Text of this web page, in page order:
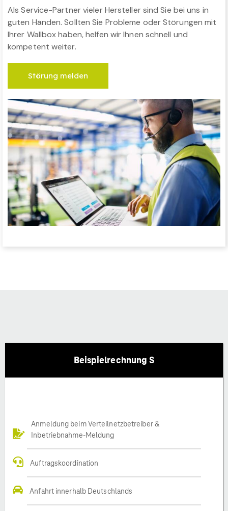
Als Service-Partner vieler Hersteller sind Sie bei uns in
guten Händen. Sollten Sie Probleme oder Störungen mit
Ihrer Wallbox haben, helfen wir Ihnen schnell und
kompetent weiter.
Störung melden
Beispielrechnung S
Anmeldung beim Verteilnetzbetreiber &
Inbetriebnahme-Meldung
Auftragskoordination
Anfahrt innerhalb Deutschlands